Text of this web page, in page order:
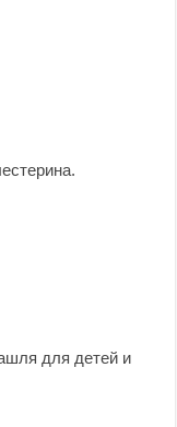
для детей и